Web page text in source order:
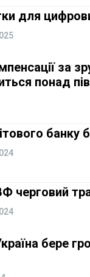
для
за
понад
банку
черговий
бере